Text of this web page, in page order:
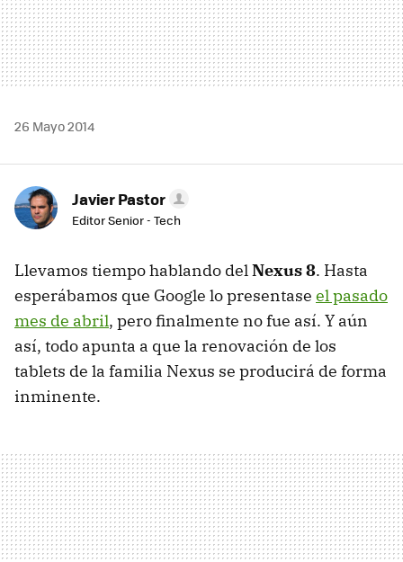
26 Mayo 2014
Javier Pastor
Editor Senior - Tech
Llevamos tiempo hablando delNexus 8. Hasta
esperábamos que Google lo presentase el pasado
mes de abril, pero finalmente no fue así. Y aún
así, todo apunta a que la renovación de los
tablets de la familia Nexus se producirá de forma
inminente.